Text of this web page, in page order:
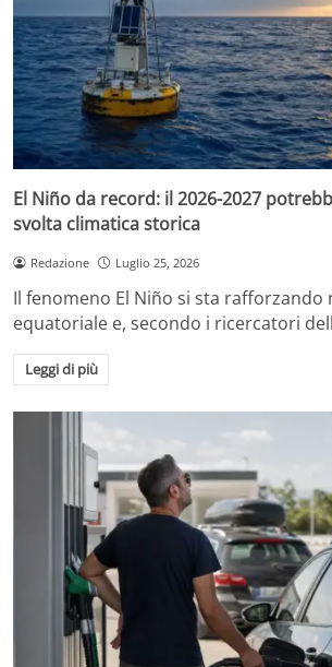
El Niño da record: il 2026-2027
svolta climatica storica
Redazione Luglio 25, 2026
Il fenomeno El Niño si sta rafforzando
equatoriale e, secondo i ricercatori
Leggi di più